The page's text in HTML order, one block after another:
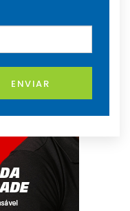
ENVIAR